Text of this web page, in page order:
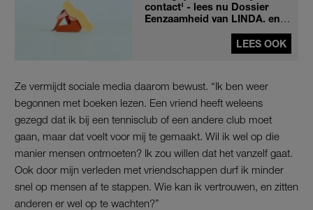
contact' - lees nu Dossier
Eenzaamheid van LINDA. en
LEES OOK
Ze vermijdt sociale media daarom bewust. “Ik ben weer
begonnen met boeken lezen. Een vriend heeft weleens
gezegd dat ik bij een tennisclub of een andere club moet
gaan, maar dat voelt voor mij te gemaakt. Wil ik wel op die
manier mensen ontmoeten? Ik zou willen dat het vanzelf gaat.
Ook door mijn verleden met vriendschappen durf ik minder
snel op mensen af te stappen. Wie kan ik vertrouwen, en zitten
anderen er wel op te wachten?”